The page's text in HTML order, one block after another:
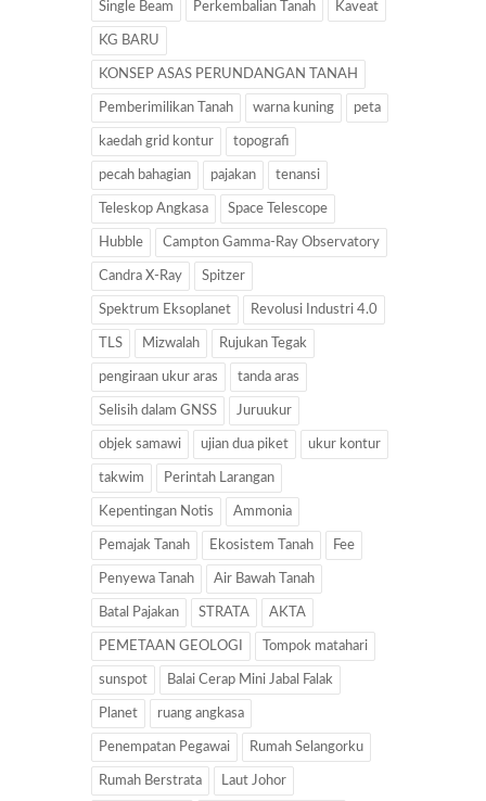
Single Beam Perkembalian Tanah Kaveat
KG BARU
KONSEP ASAS PERUNDANGAN TANAH
Pemberimilikan Tanah warna kuning peta
kaedah grid kontur topografi
pecah bahagian pajakan tenansi
Teleskop Angkasa Space Telescope
Hubble Campton Gamma-Ray Observatory
Candra X-Ray Spitzer
Spektrum Eksoplanet Revolusi Industri 4.0
TLS Mizwalah Rujukan Tegak
pengiraan ukur aras tanda aras
Selisih dalam GNSS Juruukur
objek samawi ujian dua piket ukur kontur
takwim Perintah Larangan
Kepentingan Notis Ammonia
Pemajak Tanah Ekosistem Tanah Fee
Penyewa Tanah Air Bawah Tanah
Batal Pajakan STRATA AKTA
PEMETAAN GEOLOGI Tompok matahari
sunspot Balai Cerap Mini Jabal Falak
Planet ruang angkasa
Penempatan Pegawai Rumah Selangorku
Rumah Berstrata Laut Johor